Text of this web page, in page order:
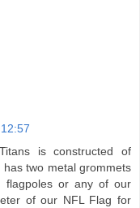
is constructed of
two metal grommets
flagpoles or any of our
of our NFL Flag for